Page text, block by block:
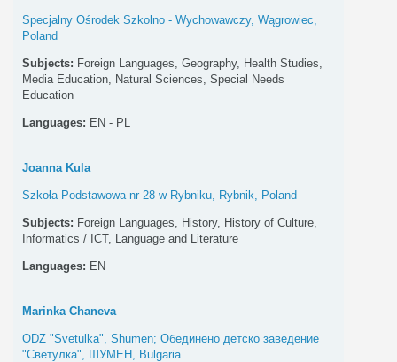
Specjalny Ośrodek Szkolno - Wychowawczy, Wągrowiec,
Poland
Subjects: Foreign Languages, Geography, Health Studies,
Media Education, Natural Sciences, Special Needs
Education
Languages: EN - PL
Joanna Kula
Szkoła Podstawowa nr 28 w Rybniku, Rybnik, Poland
Subjects: Foreign Languages, History, History of Culture,
Informatics / ICT, Language and Literature
Languages: EN
Marinka Chaneva
ODZ "Svetulka", Shumen; Обединено детско заведение
"Светулка", ШУМЕН, Bulgaria